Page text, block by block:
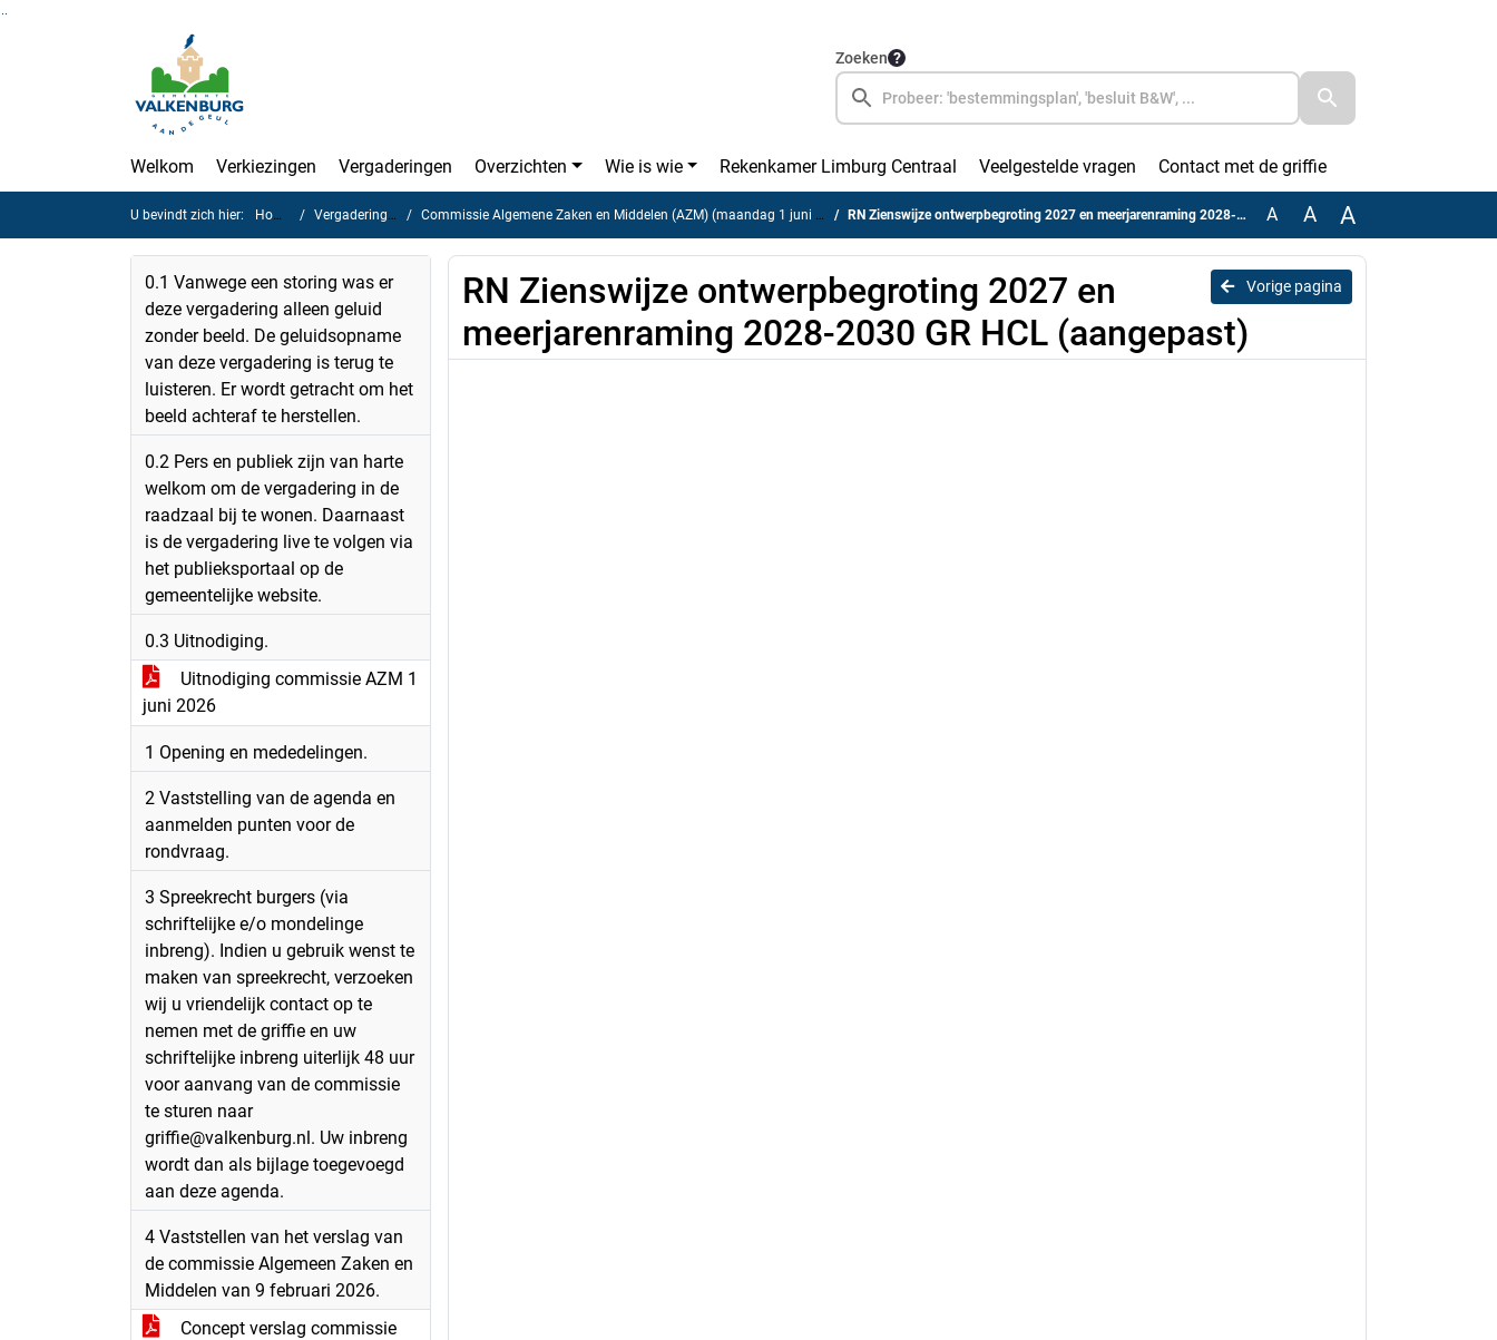
Zoeken
Welkom Verkiezingen Vergaderingen Overzichten Wie is wie Rekenkamer Limburg Centraal Veelgestelde vragen Contact met de griffie
U bevindt zich hier: Home Vergaderingen Commissie Algemene Zaken en Middelen (AZM) (maandag 1 juni 2026) RN Zienswijze ontwerpbegroting 2027 en meerjarenraming 2028-2030 GR HCL (aangepast) A A A
0.1 Vanwege een storing was er
deze vergadering alleen geluid
zonder beeld. De geluidsopname
van deze vergadering is terug te
luisteren. Er wordt getracht om het
beeld achteraf te herstellen.
0.2 Pers en publiek zijn van harte
welkom om de vergadering in de
raadzaal bij te wonen. Daarnaast
is de vergadering live te volgen via
het publieksportaal op de
gemeentelijke website.
0.3 Uitnodiging.
Uitnodiging commissie AZM 1
juni 2026
1 Opening en mededelingen.
2 Vaststelling van de agenda en
aanmelden punten voor de
rondvraag.
3 Spreekrecht burgers (via
schriftelijke e/o mondelinge
inbreng). Indien u gebruik wenst te
maken van spreekrecht, verzoeken
wij u vriendelijk contact op te
nemen met de griffie en uw
schriftelijke inbreng uiterlijk 48 uur
voor aanvang van de commissie
te sturen naar
griffie@valkenburg.nl. Uw inbreng
wordt dan als bijlage toegevoegd
aan deze agenda.
4 Vaststellen van het verslag van
de commissie Algemeen Zaken en
Middelen van 9 februari 2026.
Concept verslag commissie
Vorige pagina
RN Zienswijze ontwerpbegroting 2027 en
meerjarenraming 2028-2030 GR HCL (aangepast)